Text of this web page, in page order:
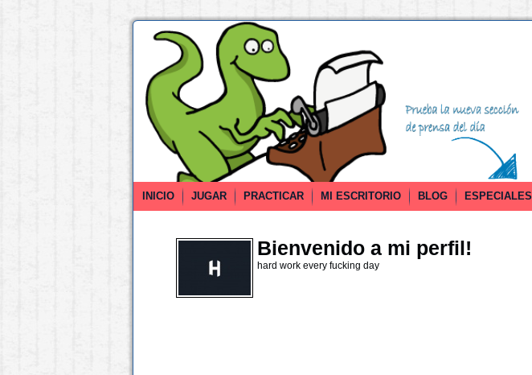
INICIO JUGAR PRACTICAR MI ESCRITORIO BLOG ESPECIALES
Bienvenido a mi perfil!
hard work every fucking day